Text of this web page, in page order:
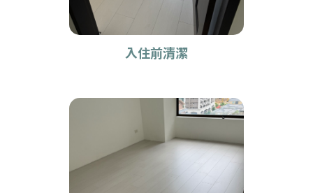
入住前清潔